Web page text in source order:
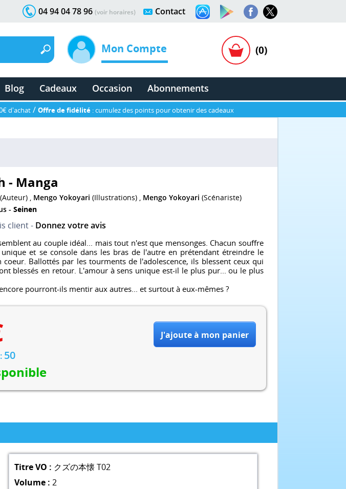
Contact
04 94 04 78 96 (voir horaires)
Mon Compte (0)
Blog Cadeaux Occasion Abonnements
d'achat / Offre de fidélité : cumulez des points pour obtenir des cadeaux
- Manga
(Auteur) , Mengo Yokoyari (Illustrations) , Mengo Yokoyari (Scénariste)
-Seinen
client - Donnez votre avis
au couple idéal... mais tout n'est que mensonges. Chacun souffre
et se console dans les bras de l'autre en prétendant étreindre le
Ballottés par les tourments de l'adolescence, ils blessent ceux qui
blessés en retour. L'amour à sens unique est-il le plus pur... ou le plus
pourront-ils mentir aux autres... et surtout à eux-mêmes ?
50
Titre VO : クズの本懐 T02
Volume : 2